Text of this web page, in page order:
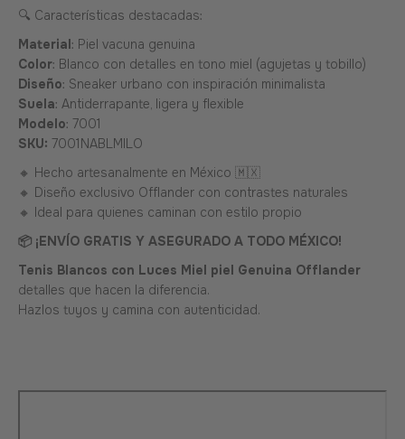
🔍 Características destacadas:
Material: Piel vacuna genuina
Color: Blanco con detalles en tono miel (agujetas y tobillo)
Diseño: Sneaker urbano con inspiración minimalista
Suela: Antiderrapante, ligera y flexible
Modelo: 7001
SKU: 7001NABLMILO
🔸 Hecho artesanalmente en México 🇲🇽
🔸 Diseño exclusivo Offlander con contrastes naturales
🔸 Ideal para quienes caminan con estilo propio
📦 ¡ENVÍO GRATIS Y ASEGURADO A TODO MÉXICO!
Tenis Blancos con Luces Miel piel Genuina Offlander
detalles que hacen la diferencia.
Hazlos tuyos y camina con autenticidad.